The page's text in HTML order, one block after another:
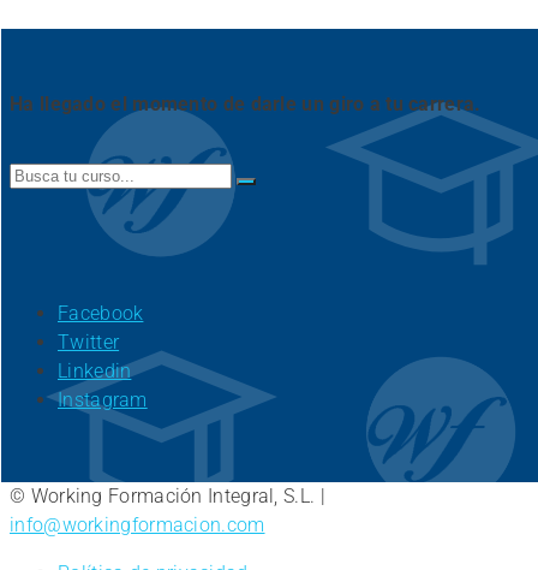
Ha llegado el momento de darle un giro a tu carrera.
Search
Facebook
Twitter
Linkedin
Instagram
© Working Formación Integral, S.L. |
info@workingformacion.com